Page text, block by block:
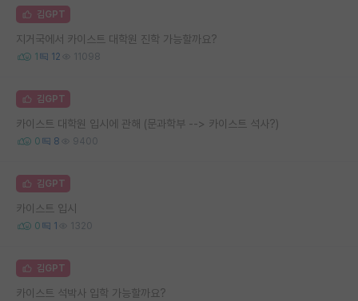
김GPT
지거국에서 카이스트 대학원 진학 가능할까요?
1 12 11098
김GPT
카이스트 대학원 입시에 관해 (문과학부 --> 카이스트 석사?)
0 8 9400
김GPT
카이스트 입시
0 1 1320
김GPT
카이스트 석박사 입학 가능할까요?